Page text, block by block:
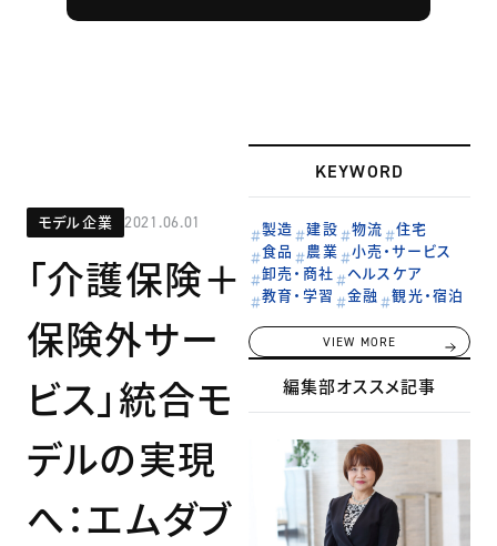
モデル企業 2021.06.01
「介護保険＋
保険外サー
ビス」統合モ
デルの実現
へ：エムダブ
KEYWORD
製造 建設 物流
住宅
食品
農業
小売・サービス
卸売・商社
ヘルスケア
教育・学習
金融 観光・宿泊
VIEW MORE
編集部オススメ記事